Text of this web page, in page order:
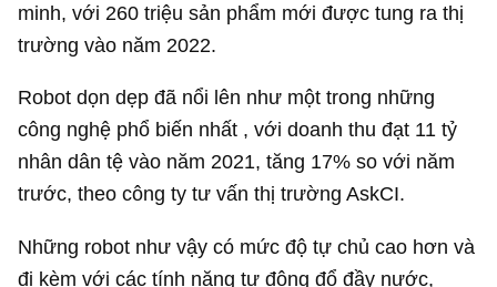
minh, với 260 triệu sản phẩm mới được tung ra thị
trường vào năm 2022.
Robot dọn dẹp đã nổi lên như một trong những
công nghệ phổ biến nhất , với doanh thu đạt 11 tỷ
nhân dân tệ vào năm 2021, tăng 17% so với năm
trước, theo công ty tư vấn thị trường AskCI.
Những robot như vậy có mức độ tự chủ cao hơn và
đi kèm với các tính năng tự động đổ đầy nước,